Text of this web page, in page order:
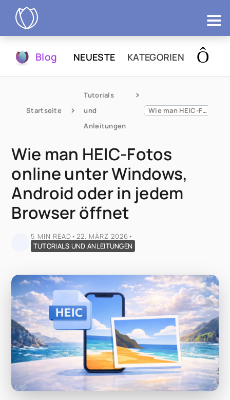
Testen
Blog NEUESTE KATEGORIEN
Startseite
Tutorials
und
Anleitungen
Wie man HEIC-Fotos online unter Windows, Android oder in jedem Browser öffnet
Wie man HEIC-Fotos
online unter Windows,
Android oder in jedem
Browser öffnet
5 MIN READ • 22. MÄRZ 2026 •
TUTORIALS UND ANLEITUNGEN